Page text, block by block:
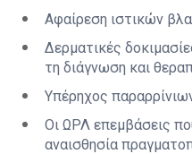
Αφαίρεση ιστικών
Δερματικές
τη διάγνωση και
Υπέρηχος
Οι ΩΡΛ επεμβάσεις
αναισθησία